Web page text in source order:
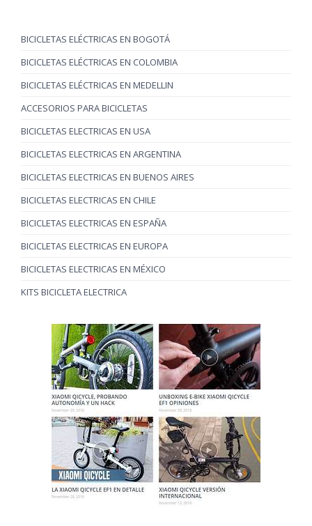
BICICLETAS ELÉCTRICAS EN BOGOTÁ
BICICLETAS ELÉCTRICAS EN COLOMBIA
BICICLETAS ELÉCTRICAS EN MEDELLIN
ACCESORIOS PARA BICICLETAS
BICICLETAS ELECTRICAS EN USA
BICICLETAS ELECTRICAS EN ARGENTINA
BICICLETAS ELECTRICAS EN BUENOS AIRES
BICICLETAS ELECTRICAS EN CHILE
BICICLETAS ELECTRICAS EN ESPAÑA
BICICLETAS ELECTRICAS EN EUROPA
BICICLETAS ELECTRICAS EN MÉXICO
KITS BICICLETA ELECTRICA